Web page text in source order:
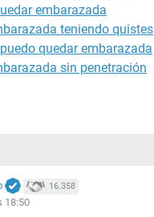
embarazada
teniendo quistes
quedar embarazada
sin penetración
16.358
18:50